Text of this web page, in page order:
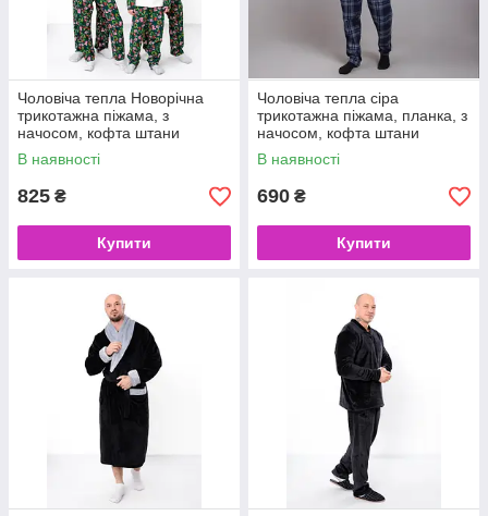
Чоловіча тепла Новорічна
трикотажна піжама, з
начосом, кофта штани
В наявності
825 ₴
Купити
Чоловіча тепла сіра
трикотажна піжама, планка, з
начосом, кофта штани
В наявності
690 ₴
Купити